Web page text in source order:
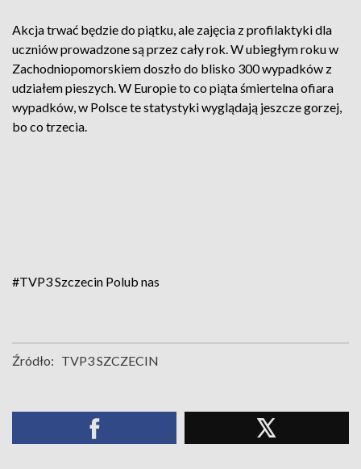
Akcja trwać będzie do piątku, ale zajęcia z profilaktyki dla
uczniów prowadzone są przez cały rok. W ubiegłym roku w
Zachodniopomorskiem doszło do blisko 300 wypadków z
udziałem pieszych. W Europie to co piąta śmiertelna ofiara
wypadków, w Polsce te statystyki wyglądają jeszcze gorzej,
bo co trzecia.
#TVP3 Szczecin Polub nas
Źródło: TVP3 SZCZECIN